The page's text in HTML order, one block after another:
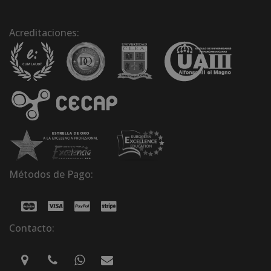
Acreditaciones:
Métodos de Pago:
Contacto: